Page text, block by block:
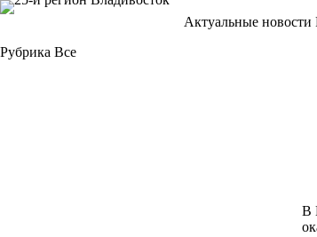
Перейти
Актуальные
Рубрика Все
В